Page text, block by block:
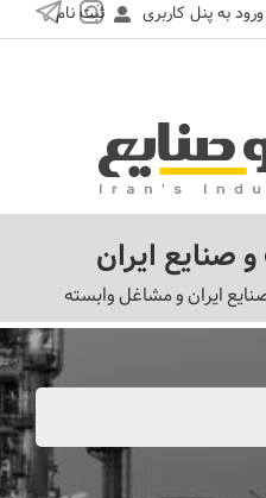
ورود به پنل کاربری ثبت نام
ایران
ایران و مشاغل وابسته